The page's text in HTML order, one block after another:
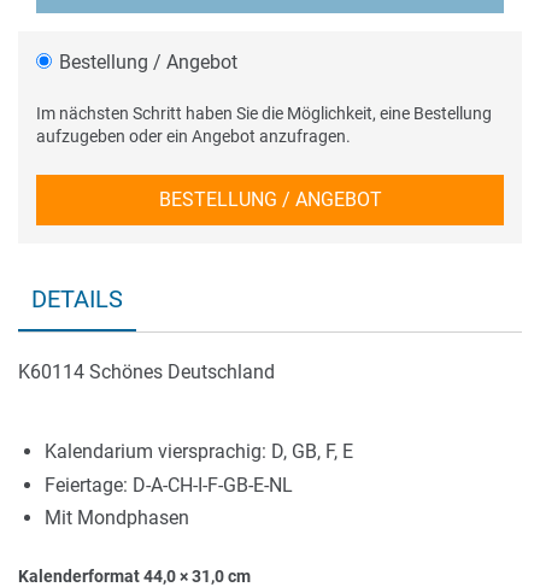
Bestellung / Angebot
Im nächsten Schritt haben Sie die Möglichkeit, eine Bestellung
aufzugeben oder ein Angebot anzufragen.
BESTELLUNG / ANGEBOT
DETAILS
K60114 Schönes Deutschland
Kalendarium viersprachig: D, GB, F, E
Feiertage: D-A-CH-I-F-GB-E-NL
Mit Mondphasen
Kalenderformat 44,0 × 31,0 cm